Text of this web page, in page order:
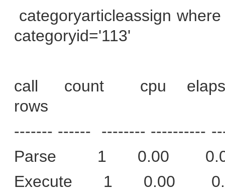
categoryarticleassign
categoryid='113'
call count cpu
rows
------- ------
-------- ----------
Parse
1 0.00
Execute
1 0.00